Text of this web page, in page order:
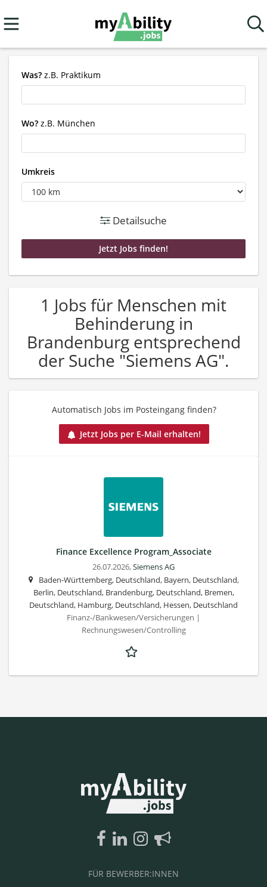
Was? z.B. Praktikum
Wo? z.B. München
Umkreis
Detailsuche
1 Jobs für Menschen mit
Behinderung in
Brandenburg entsprechend
der Suche "Siemens AG".
Automatisch Jobs im Posteingang finden?
Jetzt Jobs per E-Mail erhalten!
Finance Excellence Program_Associate
26.07.2026,Siemens AG
Baden-Württemberg, Deutschland, Bayern, Deutschland,
Berlin, Deutschland, Brandenburg, Deutschland, Bremen,
Deutschland, Hamburg, Deutschland, Hessen, Deutschland
Finanz-/Bankwesen/Versicherungen |
Rechnungswesen/Controlling
FÜR BEWERBER:INNEN